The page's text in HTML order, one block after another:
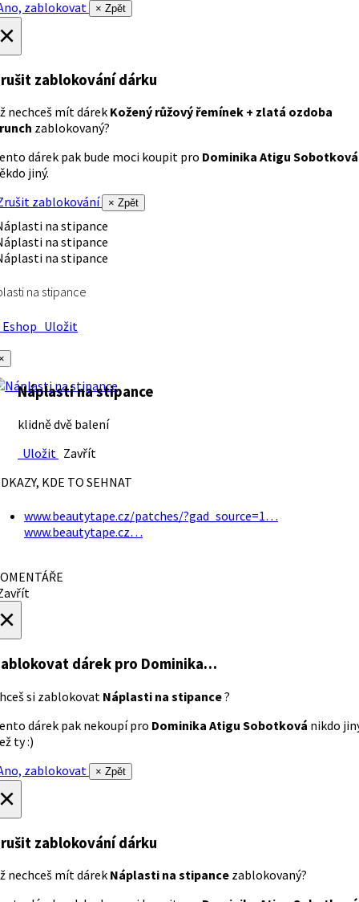
zablokovat
× Zpět
zablokování dárku
nechceš mít dárek Kožený růžový řemínek + zlatá ozdoba
zablokovaný?
dárek pak bude moci koupit pro Dominika Atigu Sobotková
jiný.
zablokování
× Zpět
na stipance
Uložit
Náplasti na stipance
klidně dvě balení
Uložit Zavřít
KDE TO SEHNAT
www.beautytape.cz/patches/?gad_source=1…
www.beautytape.cz…
dárek pro Dominika…
si zablokovat Náplasti na stipance?
dárek pak nekoupí pro Dominika Atigu Sobotková nikdo
ty :)
zablokovat
× Zpět
zablokování dárku
nechceš mít dárek Náplasti na stipance zablokovaný?